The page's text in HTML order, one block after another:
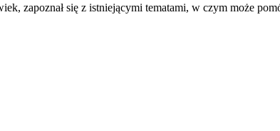
zapoznał się z istniejącymi tematami, w czym może